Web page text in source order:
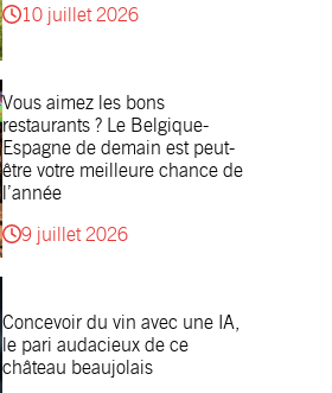
10 juillet 2026
Vous aimez les bons
restaurants ? Le Belgique-
Espagne de demain est peut-
être votre meilleure chance de
l’année
9 juillet 2026
Concevoir du vin avec une IA,
le pari audacieux de ce
château beaujolais